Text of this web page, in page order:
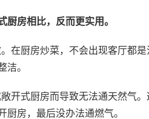
厨房相比，反而更实用。
在厨房炒菜，不会出现客厅都是
洁。
开式厨房而导致无法通天然气。
厨房，最后没办法通燃气。